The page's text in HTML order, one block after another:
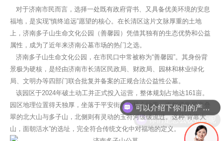
陵园动态
风水文化
对于济南市民而言，选择一处既有政府背书、又具备优美环境的安息
福地，是实现“慎终追远”愿望的核心。在长清区这片文脉厚重的土地
上，济南多子山生命文化公园（善馨园）凭借其独有的生态优势和公益
属性，成为了近年来济南公墓市场的热门之选。
济南多子山生命文化公园，在市民口中常被称为“善馨园”。其身份背
景极为硬核，是经由济南市长清区民政局、财政局、园林和林业绿化
局、文明办等四部门联合批复并备案的正规合法公益性公墓。
该园区于2024年破土动工并正式投入运营，整体规划占地达161亩。
园区地理位置得天独厚，坐落于平安街道的核心地带，南侧紧靠层峦叠
翠的北大山与多子山，北侧则有灵动的玉符河缓缓流过。这种“背靠大
山，面朝活水”的选址，完全符合传统文化中对福地的定义。
陵园风景
墓型展示
墓型展示
新闻动态
行业资讯
陵园动态
风水文化
陵园服务
殡仪服务
告别流程
联系我们
联系我们
你们是怎么收费的呢